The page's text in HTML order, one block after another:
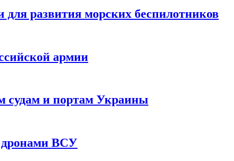
развития морских беспилотников
армии
судам и портам Украины
дронами ВСУ